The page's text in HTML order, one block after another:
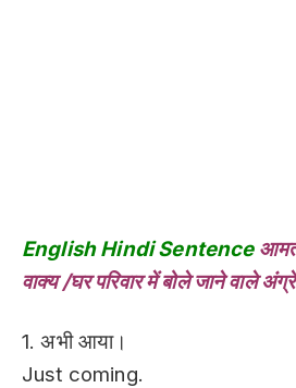
English Hindi Sentence
वाक्य /घर परिवार में बोले जाने वाले
1. अभी आया।
Just coming.